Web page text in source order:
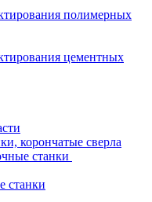
полимерных
цементных
корончатые сверла
станки
станки